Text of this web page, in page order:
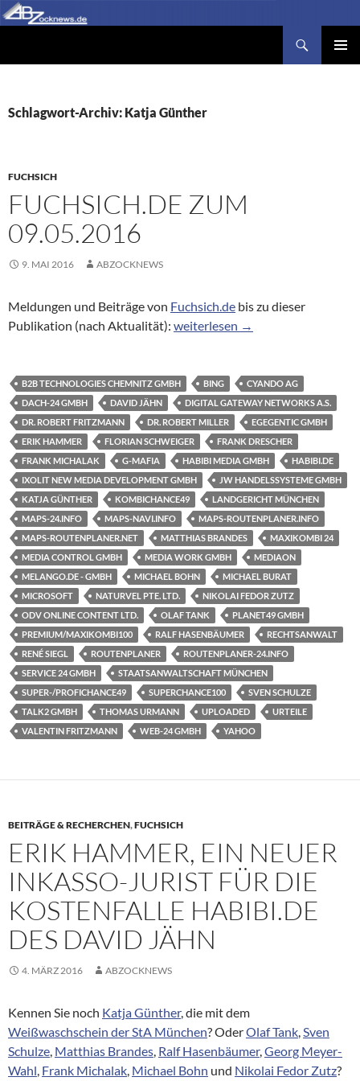
Zum
Inhalt
Schlagwort-Archiv: Katja Günther
FUCHSICH
FUCHSICH.DE ZUM
09.05.2016
9. MAI 2016 ABZOCKNEWS
Meldungen und Beiträge von Fuchsich.de bis zu dieser
Publikation (nach Aktualität): Fuchsich.de zum 09.05.2016
weiterlesen →
B2B TECHNOLOGIES CHEMNITZ GMBH BING
CYANDO AG
DACH-24 GMBH
DAVID JÄHN
DIGITAL GATEWAY NETWORKS A.S.
DR. ROBERT FRITZMANN
DR. ROBERT MILLER
EGEGENTIC GMBH
ERIK HAMMER
FLORIAN SCHWEIGER
FRANK DRESCHER
FRANK MICHALAK
G-MAFIA HABIBI MEDIA GMBH
HABIBI.DE
IXOLIT NEW MEDIA DEVELOPMENT GMBH
JW HANDELSSYSTEME GMBH
KATJA GÜNTHER
KOMBICHANCE49
LANDGERICHT MÜNCHEN
MAPS-24.INFO
MAPS-NAVI.INFO
MAPS-ROUTENPLANER.INFO
MAPS-ROUTENPLANER.NET
MATTHIAS BRANDES
MAXIKOMBI 24
MEDIA CONTROL GMBH
MEDIA WORK GMBH
MEDIAON
MELANGO.DE - GMBH
MICHAEL BOHN
MICHAEL BURAT
MICROSOFT
NATURVEL PTE. LTD.
NIKOLAI FEDOR ZUTZ
ODV ONLINE CONTENT LTD.
OLAF TANK
PLANET49 GMBH
PREMIUM/MAXIKOMBI100
RALF HASENBÄUMER
RECHTSANWALT
RENÉ SIEGL
ROUTENPLANER
ROUTENPLANER-24.INFO
SERVICE 24 GMBH
STAATSANWALTSCHAFT MÜNCHEN
SUPER-/PROFICHANCE49
SUPERCHANCE100
SVEN SCHULZE
TALK2 GMBH
THOMAS URMANN UPLOADED
URTEILE
VALENTIN FRITZMANN
WEB-24 GMBH YAHOO
BEITRÄGE & RECHERCHEN,FUCHSICH
ERIK HAMMER, EIN NEUER
INKASSO-JURIST FÜR DIE
KOSTENFALLE HABIBI.DE
DES DAVID JÄHN
4. MÄRZ 2016 ABZOCKNEWS
Kennen Sie noch Katja Günther, die mit dem
Weißwaschschein der StA München? OderOlaf Tank,Sven
Schulze, Matthias Brandes, Ralf Hasenbäumer,Georg Meyer-
Wahl, Frank Michalak, Michael Bohn und Nikolai Fedor Zutz?